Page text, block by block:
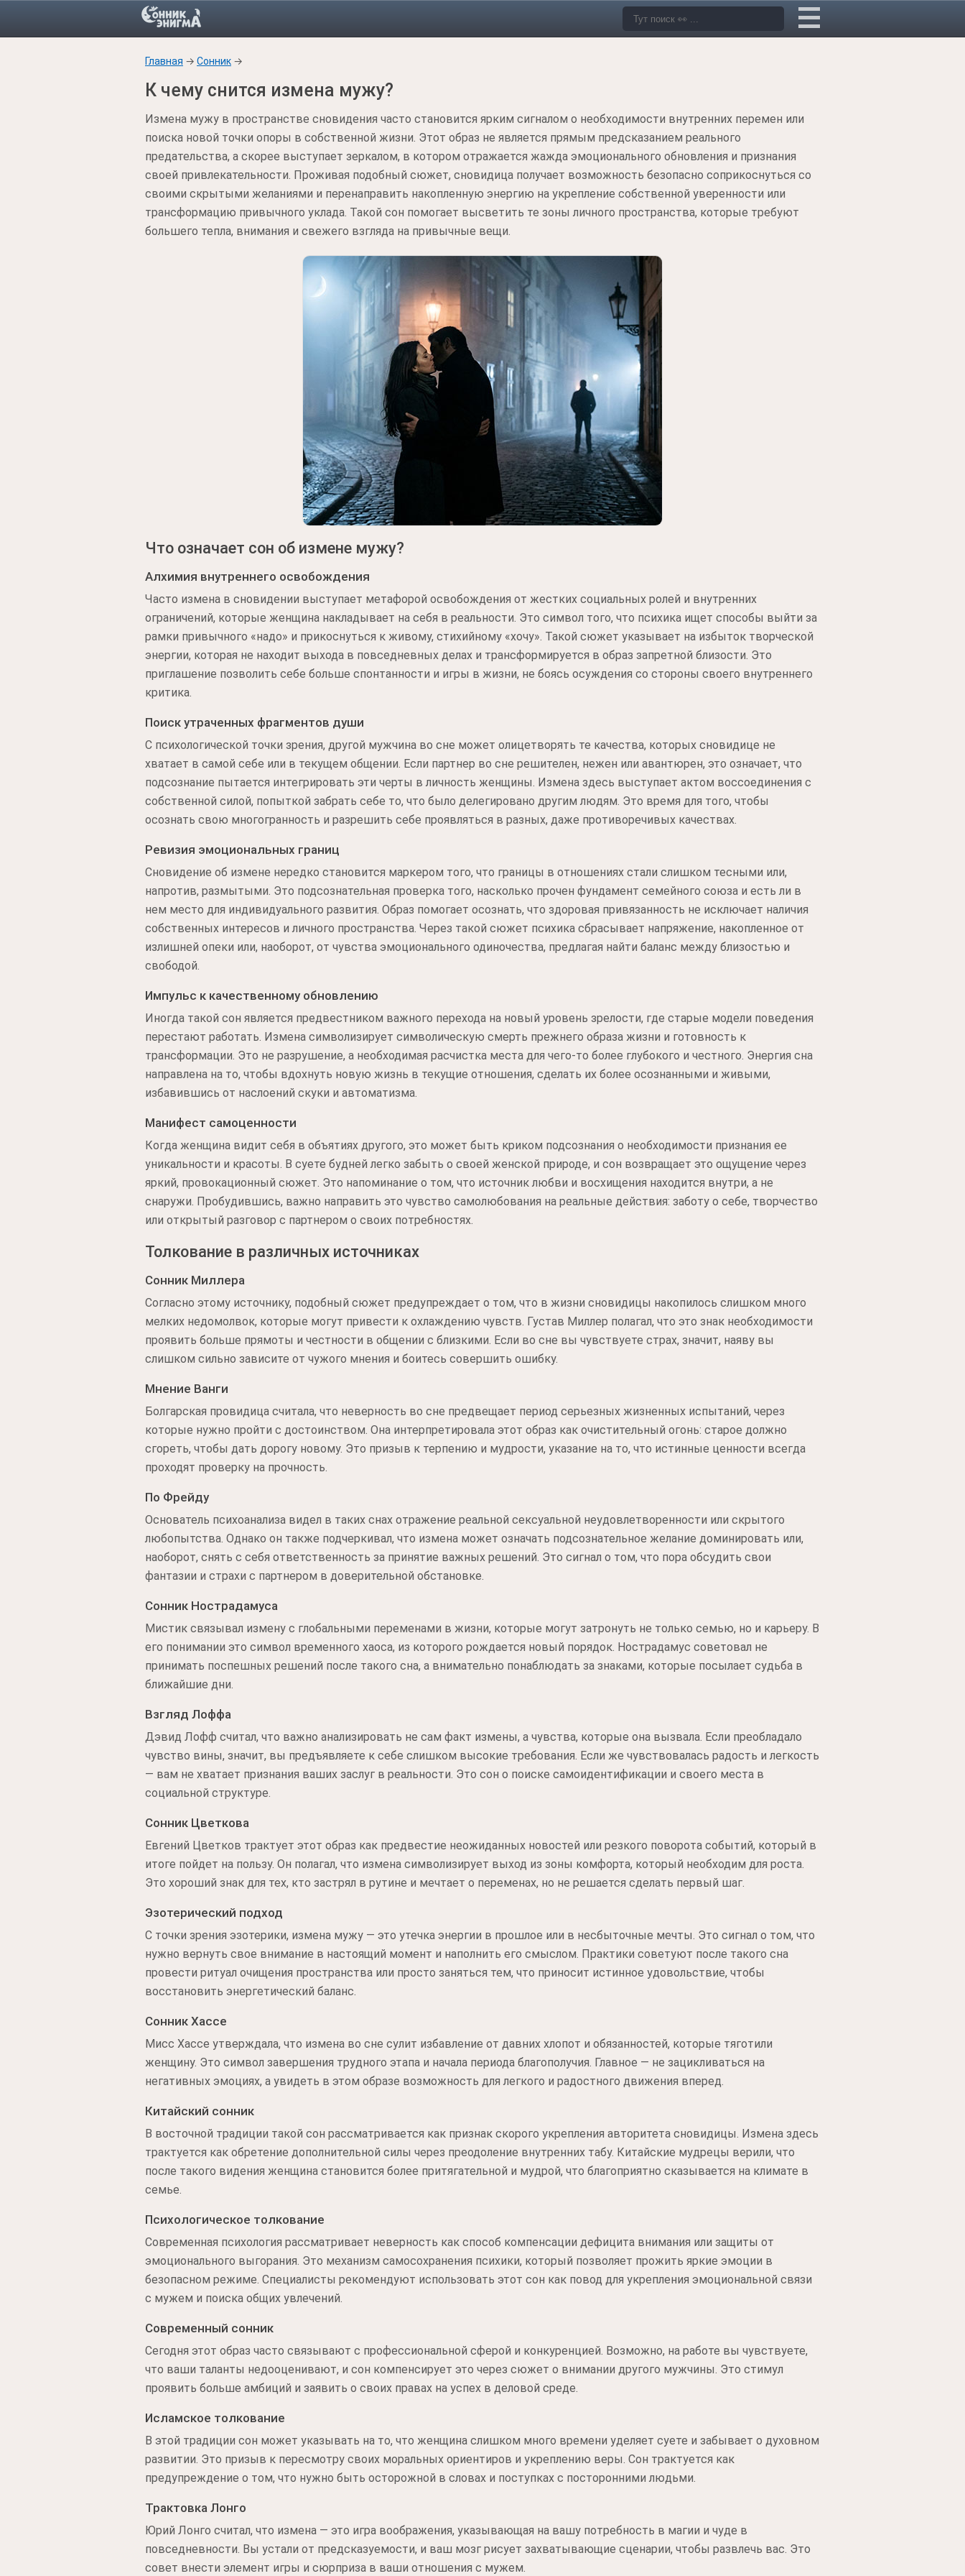
Главная → Сонник →
К чему снится измена мужу?
Измена мужу в пространстве сновидения часто становится ярким сигналом о необходимости внутренних перемен или
поиска новой точки опоры в собственной жизни. Этот образ не является прямым предсказанием реального
предательства, а скорее выступает зеркалом, в котором отражается жажда эмоционального обновления и признания
своей привлекательности. Проживая подобный сюжет, сновидица получает возможность безопасно соприкоснуться со
своими скрытыми желаниями и перенаправить накопленную энергию на укрепление собственной уверенности или
трансформацию привычного уклада. Такой сон помогает высветить те зоны личного пространства, которые требуют
большего тепла, внимания и свежего взгляда на привычные вещи.
Что означает сон об измене мужу?
Алхимия внутреннего освобождения
Часто измена в сновидении выступает метафорой освобождения от жестких социальных ролей и внутренних
ограничений, которые женщина накладывает на себя в реальности. Это символ того, что психика ищет способы выйти за
рамки привычного «надо» и прикоснуться к живому, стихийному «хочу». Такой сюжет указывает на избыток творческой
энергии, которая не находит выхода в повседневных делах и трансформируется в образ запретной близости. Это
приглашение позволить себе больше спонтанности и игры в жизни, не боясь осуждения со стороны своего внутреннего
критика.
Поиск утраченных фрагментов души
С психологической точки зрения, другой мужчина во сне может олицетворять те качества, которых сновидице не
хватает в самой себе или в текущем общении. Если партнер во сне решителен, нежен или авантюрен, это означает, что
подсознание пытается интегрировать эти черты в личность женщины. Измена здесь выступает актом воссоединения с
собственной силой, попыткой забрать себе то, что было делегировано другим людям. Это время для того, чтобы
осознать свою многогранность и разрешить себе проявляться в разных, даже противоречивых качествах.
Ревизия эмоциональных границ
Сновидение об измене нередко становится маркером того, что границы в отношениях стали слишком тесными или,
напротив, размытыми. Это подсознательная проверка того, насколько прочен фундамент семейного союза и есть ли в
нем место для индивидуального развития. Образ помогает осознать, что здоровая привязанность не исключает наличия
собственных интересов и личного пространства. Через такой сюжет психика сбрасывает напряжение, накопленное от
излишней опеки или, наоборот, от чувства эмоционального одиночества, предлагая найти баланс между близостью и
свободой.
Импульс к качественному обновлению
Иногда такой сон является предвестником важного перехода на новый уровень зрелости, где старые модели поведения
перестают работать. Измена символизирует символическую смерть прежнего образа жизни и готовность к
трансформации. Это не разрушение, а необходимая расчистка места для чего-то более глубокого и честного. Энергия сна
направлена на то, чтобы вдохнуть новую жизнь в текущие отношения, сделать их более осознанными и живыми,
избавившись от наслоений скуки и автоматизма.
Манифест самоценности
Когда женщина видит себя в объятиях другого, это может быть криком подсознания о необходимости признания ее
уникальности и красоты. В суете будней легко забыть о своей женской природе, и сон возвращает это ощущение через
яркий, провокационный сюжет. Это напоминание о том, что источник любви и восхищения находится внутри, а не
снаружи. Пробудившись, важно направить это чувство самолюбования на реальные действия: заботу о себе, творчество
или открытый разговор с партнером о своих потребностях.
Толкование в различных источниках
Сонник Миллера
Согласно этому источнику, подобный сюжет предупреждает о том, что в жизни сновидицы накопилось слишком много
мелких недомолвок, которые могут привести к охлаждению чувств. Густав Миллер полагал, что это знак необходимости
проявить больше прямоты и честности в общении с близкими. Если во сне вы чувствуете страх, значит, наяву вы
слишком сильно зависите от чужого мнения и боитесь совершить ошибку.
Мнение Ванги
Болгарская провидица считала, что неверность во сне предвещает период серьезных жизненных испытаний, через
которые нужно пройти с достоинством. Она интерпретировала этот образ как очистительный огонь: старое должно
сгореть, чтобы дать дорогу новому. Это призыв к терпению и мудрости, указание на то, что истинные ценности всегда
проходят проверку на прочность.
По Фрейду
Основатель психоанализа видел в таких снах отражение реальной сексуальной неудовлетворенности или скрытого
любопытства. Однако он также подчеркивал, что измена может означать подсознательное желание доминировать или,
наоборот, снять с себя ответственность за принятие важных решений. Это сигнал о том, что пора обсудить свои
фантазии и страхи с партнером в доверительной обстановке.
Сонник Нострадамуса
Мистик связывал измену с глобальными переменами в жизни, которые могут затронуть не только семью, но и карьеру. В
его понимании это символ временного хаоса, из которого рождается новый порядок. Нострадамус советовал не
принимать поспешных решений после такого сна, а внимательно понаблюдать за знаками, которые посылает судьба в
ближайшие дни.
Взгляд Лоффа
Дэвид Лофф считал, что важно анализировать не сам факт измены, а чувства, которые она вызвала. Если преобладало
чувство вины, значит, вы предъявляете к себе слишком высокие требования. Если же чувствовалась радость и легкость
— вам не хватает признания ваших заслуг в реальности. Это сон о поиске самоидентификации и своего места в
социальной структуре.
Сонник Цветкова
Евгений Цветков трактует этот образ как предвестие неожиданных новостей или резкого поворота событий, который в
итоге пойдет на пользу. Он полагал, что измена символизирует выход из зоны комфорта, который необходим для роста.
Это хороший знак для тех, кто застрял в рутине и мечтает о переменах, но не решается сделать первый шаг.
Эзотерический подход
С точки зрения эзотерики, измена мужу — это утечка энергии в прошлое или в несбыточные мечты. Это сигнал о том, что
нужно вернуть свое внимание в настоящий момент и наполнить его смыслом. Практики советуют после такого сна
провести ритуал очищения пространства или просто заняться тем, что приносит истинное удовольствие, чтобы
восстановить энергетический баланс.
Сонник Хассе
Мисс Хассе утверждала, что измена во сне сулит избавление от давних хлопот и обязанностей, которые тяготили
женщину. Это символ завершения трудного этапа и начала периода благополучия. Главное — не зацикливаться на
негативных эмоциях, а увидеть в этом образе возможность для легкого и радостного движения вперед.
Китайский сонник
В восточной традиции такой сон рассматривается как признак скорого укрепления авторитета сновидицы. Измена здесь
трактуется как обретение дополнительной силы через преодоление внутренних табу. Китайские мудрецы верили, что
после такого видения женщина становится более притягательной и мудрой, что благоприятно сказывается на климате в
семье.
Психологическое толкование
Современная психология рассматривает неверность как способ компенсации дефицита внимания или защиты от
эмоционального выгорания. Это механизм самосохранения психики, который позволяет прожить яркие эмоции в
безопасном режиме. Специалисты рекомендуют использовать этот сон как повод для укрепления эмоциональной связи
с мужем и поиска общих увлечений.
Современный сонник
Сегодня этот образ часто связывают с профессиональной сферой и конкуренцией. Возможно, на работе вы чувствуете,
что ваши таланты недооценивают, и сон компенсирует это через сюжет о внимании другого мужчины. Это стимул
проявить больше амбиций и заявить о своих правах на успех в деловой среде.
Исламское толкование
В этой традиции сон может указывать на то, что женщина слишком много времени уделяет суете и забывает о духовном
развитии. Это призыв к пересмотру своих моральных ориентиров и укреплению веры. Сон трактуется как
предупреждение о том, что нужно быть осторожной в словах и поступках с посторонними людьми.
Трактовка Лонго
Юрий Лонго считал, что измена — это игра воображения, указывающая на вашу потребность в магии и чуде в
повседневности. Вы устали от предсказуемости, и ваш мозг рисует захватывающие сценарии, чтобы развлечь вас. Это
совет внести элемент игры и сюрприза в ваши отношения с мужем.